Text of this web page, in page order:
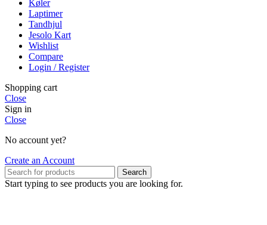
Køler
Laptimer
Tandhjul
Jesolo Kart
Wishlist
Compare
Login / Register
Shopping cart
Close
Sign in
Close
No account yet?
Create an Account
Search
Start typing to see products you are looking for.